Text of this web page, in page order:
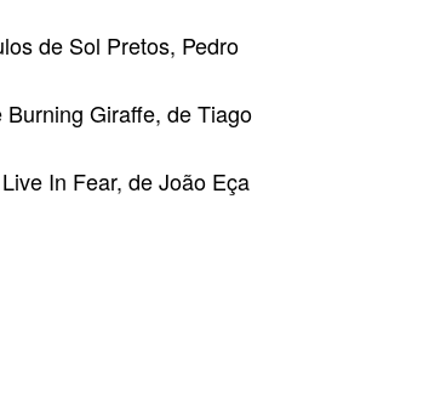
de Sol Pretos, Pedro
Burning Giraffe, de Tiago
In Fear, de João Eça